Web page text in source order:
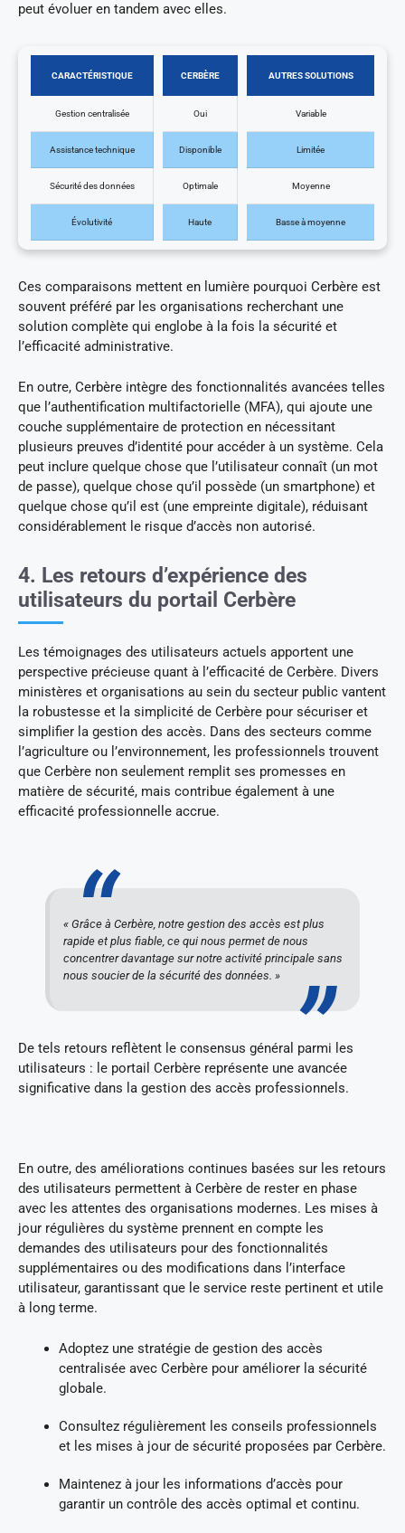
peut évoluer en tandem avec elles.
CARACTÉRISTIQUE CERBÈRE AUTRES SOLUTIONS
Gestion centralisée Oui Variable
Assistance technique Disponible Limitée
Sécurité des données Optimale Moyenne
Évolutivité Haute Basse à moyenne
Ces comparaisons mettent en lumière pourquoi Cerbère est
souvent préféré par les organisations recherchant une
solution complète qui englobe à la fois la sécurité et
l’efficacité administrative.
En outre, Cerbère intègre des fonctionnalités avancées telles
que l’authentification multifactorielle (MFA), qui ajoute une
couche supplémentaire de protection en nécessitant
plusieurs preuves d’identité pour accéder à un système. Cela
peut inclure quelque chose que l’utilisateur connaît (un mot
de passe), quelque chose qu’il possède (un smartphone) et
quelque chose qu’il est (une empreinte digitale), réduisant
considérablement le risque d’accès non autorisé.
4. Les retours d’expérience des
utilisateurs du portail Cerbère
Les témoignages des utilisateurs actuels apportent une
perspective précieuse quant à l’efficacité de Cerbère. Divers
ministères et organisations au sein du secteur public vantent
la robustesse et la simplicité de Cerbère pour sécuriser et
simplifier la gestion des accès. Dans des secteurs comme
l’agriculture ou l’environnement, les professionnels trouvent
que Cerbère non seulement remplit ses promesses en
matière de sécurité, mais contribue également à une
efficacité professionnelle accrue.
« Grâce à Cerbère, notre gestion des accès est plus
rapide et plus fiable, ce qui nous permet de nous
concentrer davantage sur notre activité principale sans
nous soucier de la sécurité des données. »
De tels retours reflètent le consensus général parmi les
utilisateurs : le portail Cerbère représente une avancée
significative dans la gestion des accès professionnels.
En outre, des améliorations continues basées sur les retours
des utilisateurs permettent à Cerbère de rester en phase
avec les attentes des organisations modernes. Les mises à
jour régulières du système prennent en compte les
demandes des utilisateurs pour des fonctionnalités
supplémentaires ou des modifications dans l’interface
utilisateur, garantissant que le service reste pertinent et utile
à long terme.
Adoptez une stratégie de gestion des accès
centralisée avec Cerbère pour améliorer la sécurité
globale.
Consultez régulièrement les conseils professionnels
et les mises à jour de sécurité proposées par Cerbère.
Maintenez à jour les informations d’accès pour
garantir un contrôle des accès optimal et continu.